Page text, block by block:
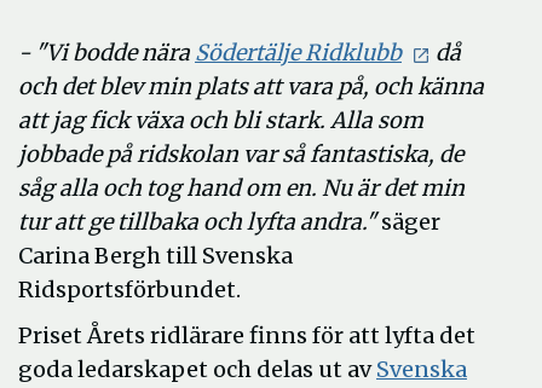
- "Vi bodde nära Södertälje Ridklubb
då
och det blev min plats att vara på, och känna
att jag fick växa och bli stark. Alla som
jobbade på ridskolan var så fantastiska, de
såg alla och tog hand om en. Nu är det min
tur att ge tillbaka och lyfta andra."säger
Carina Bergh till Svenska
Ridsportsförbundet.
Priset Årets ridlärare finns för att lyfta det
goda ledarskapet och delas ut avSvenska